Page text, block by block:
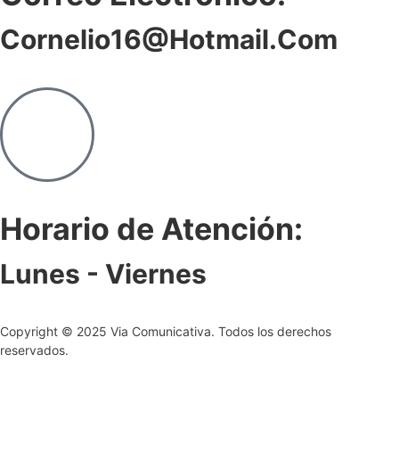
Cornelio16@hotmail.com
Horario de Atención:
Lunes - Viernes
Copyright © 2025 Via Comunicativa. Todos los derechos
reservados.